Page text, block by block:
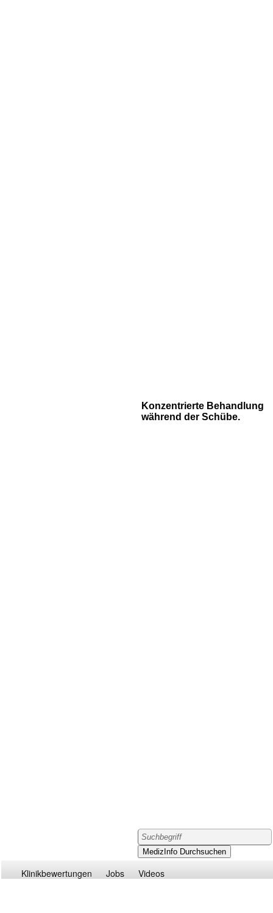
Konzentrierte Behandlung
während der Schübe.
Klinikbewertungen Jobs Videos